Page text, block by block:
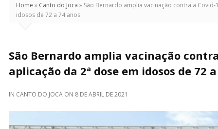
Home » Canto do Joca » São Bernardo amplia vacinação contra a
idosos de 72 a 74 anos
São Bernardo amplia vacinação
aplicação da 2ª dose em idosos de 72
IN CANTO DO JOCA ON 8 DE ABRIL DE 2021